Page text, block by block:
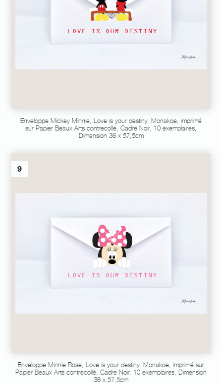
Enveloppe Mickey Minnie, Love is your destiny, Monakoe, imprimé
sur Papier Beaux Arts contrecollé, Cadre Noir, 10 exemplaires,
Dimension 36 x 57,5cm
9
Enveloppe Minnie Rose, Love is your destiny, Monakoe, imprimé sur
Papier Beaux Arts contrecollé, Cadre Noir, 10 exemplaires, Dimension
36 x 57,5cm